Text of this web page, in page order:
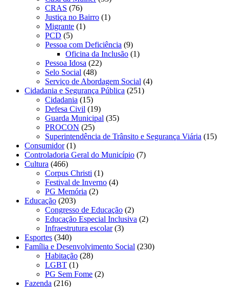
CRAS (76)
Justiça no Bairro (1)
Migrante (1)
PCD (5)
Pessoa com Deficiência (9)
Oficina da Inclusão (1)
Pessoa Idosa (22)
Selo Social (48)
Serviço de Abordagem Social (4)
Cidadania e Segurança Pública (251)
Cidadania (15)
Defesa Civil (19)
Guarda Municipal (35)
PROCON (25)
Superintendência de Trânsito e Segurança Viária (15)
Consumidor(1)
Controladoria Geral do Município (7)
Cultura (466)
Corpus Christi (1)
Festival de Inverno (4)
PG Memória (2)
Educação (203)
Congresso de Educação (2)
Educação Especial Inclusiva (2)
Infraestrutura escolar(3)
Esportes (340)
Família e Desenvolvimento Social (230)
Habitação (28)
LGBT (1)
PG Sem Fome (2)
Fazenda (216)